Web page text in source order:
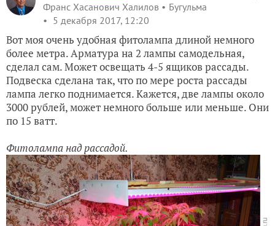
Франс Хасанович Халилов
Бугульма
5 декабря 2017, 12:20
Вот моя очень удобная фитолампа длиной немного
более метра. Арматура на 2 лампы самодельная,
сделал сам. Может освещать 4-5 ящиков рассады.
Подвеска сделана так, что по мере роста рассады
лампа легко поднимается. Кажется, две лампы около
3000 рублей, может немного больше или меньше. Они
по 15 ватт.
Фитолампа над рассадой.